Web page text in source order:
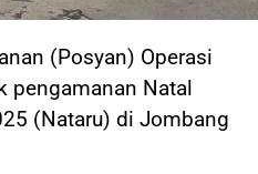
(Posyan) Operasi
pengamanan Natal
(Nataru) di Jombang